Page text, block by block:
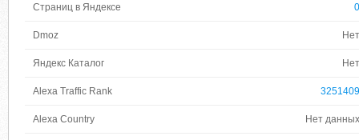
Страниц в Яндексе 0
Dmoz Нет
Яндекс Каталог Нет
Alexa Traffic Rank 3251409
Alexa Country Нет данных